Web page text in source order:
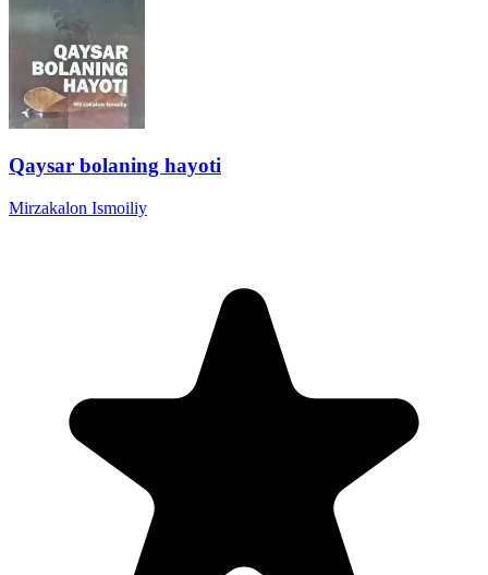
Qaysar bolaning hayoti
Mirzakalon Ismoiliy